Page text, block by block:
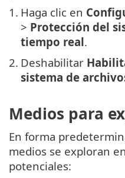
1. Haga clic en
> Protección del
tiempo real.
2. Deshabilitar
sistema de
Medios para
En forma
medios se exploran
potenciales: